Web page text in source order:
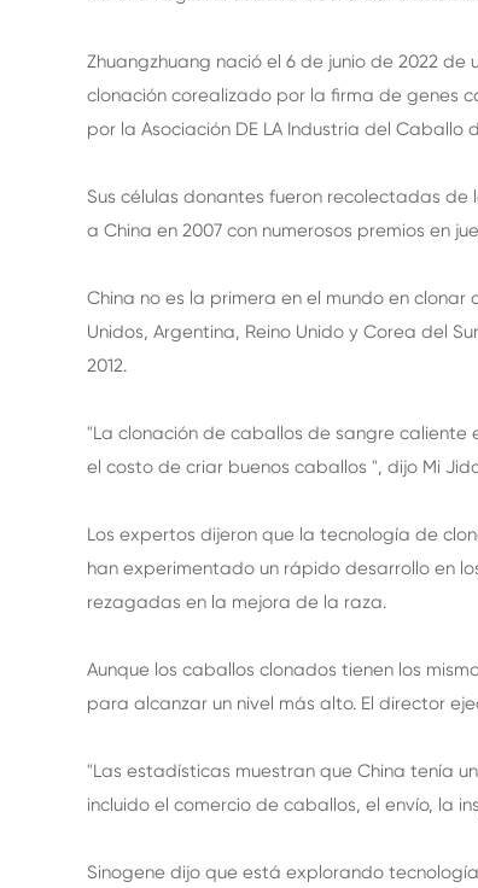
Zhuangzhuang nació el 6 de junio de 2022
clonación corealizado por la firma de genes
por la Asociación DE LA Industria del Caballo
Sus células donantes fueron recolectadas
a China en 2007 con numerosos premios en
China no es la primera en el mundo en
Unidos, Argentina, Reino Unido y Corea del
2012.
"La clonación de caballos de sangre caliente
el costo de criar buenos caballos ", dijo Mi
Los expertos dijeron que la tecnología de
han experimentado un rápido desarrollo en
rezagadas en la mejora de la raza.
Aunque los caballos clonados tienen los
para alcanzar un nivel más alto. El director
"Las estadísticas muestran que China tenía
incluido el comercio de caballos, el envío, la
Sinogene dijo que está explorando